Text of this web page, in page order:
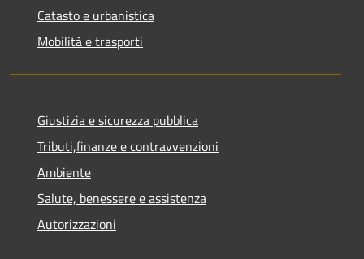
Catasto e urbanistica
Mobilità e trasporti
Giustizia e sicurezza pubblica
Tributi,finanze e contravvenzioni
Ambiente
Salute, benessere e assistenza
Autorizzazioni